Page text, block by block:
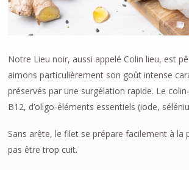
Notre Lieu noir, aussi appelé Colin lieu, est
aimons particulièrement son goût intense
préservés par une surgélation rapide. Le
B12, d’oligo-éléments essentiels (iode,
Sans arête, le filet se prépare facilement à
pas être trop cuit.